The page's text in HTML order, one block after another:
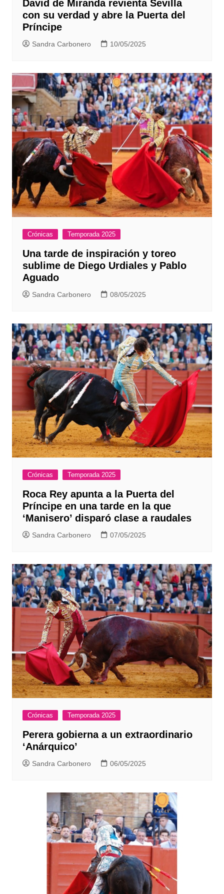
David de Miranda revienta Sevilla
con su verdad y abre la Puerta del
Príncipe
Sandra Carbonero 10/05/2025
Crónicas Temporada 2025
Una tarde de inspiración y toreo
sublime de Diego Urdiales y Pablo
Aguado
Sandra Carbonero 08/05/2025
Crónicas Temporada 2025
Roca Rey apunta a la Puerta del
Príncipe en una tarde en la que
‘Manisero’ disparó clase a raudales
Sandra Carbonero 07/05/2025
Crónicas Temporada 2025
Perera gobierna a un extraordinario
‘Anárquico’
Sandra Carbonero 06/05/2025